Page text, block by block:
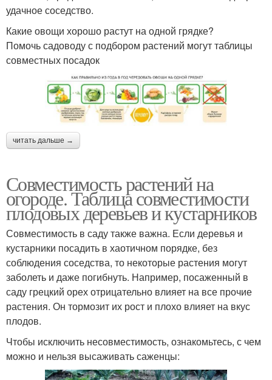
удачное соседство.
Какие овощи хорошо растут на одной грядке?
Помочь садоводу с подбором растений могут таблицы
совместных посадок
читать дальше →
Совместимость растений на
огороде. Таблица совместимости
плодовых деревьев и кустарников
Совместимость в саду также важна. Если деревья и
кустарники посадить в хаотичном порядке, без
соблюдения соседства, то некоторые растения могут
заболеть и даже погибнуть. Например, посаженный в
саду грецкий орех отрицательно влияет на все прочие
растения. Он тормозит их рост и плохо влияет на вкус
плодов.
Чтобы исключить несовместимость, ознакомьтесь, с чем
можно и нельзя высаживать саженцы: